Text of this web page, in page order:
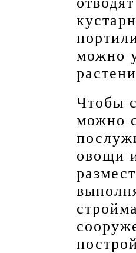
можно
Чтобы
можно
овощи